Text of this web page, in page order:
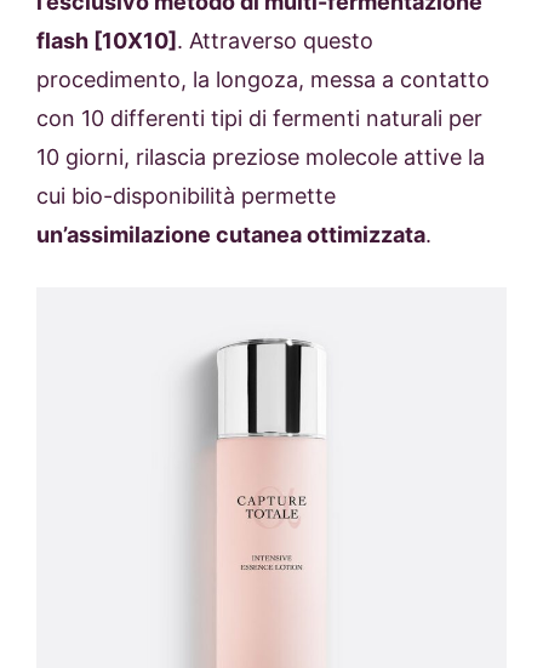
flash [10X10]. Attraverso questo
procedimento, la longoza, messa a contatto
con 10 differenti tipi di fermenti naturali per
10 giorni, rilascia preziose molecole attive la
cui bio-disponibilità permette
un’assimilazione cutanea ottimizzata.